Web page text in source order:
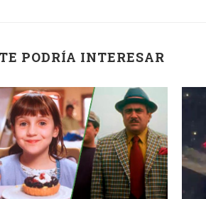
TE PODRÍA INTERESAR